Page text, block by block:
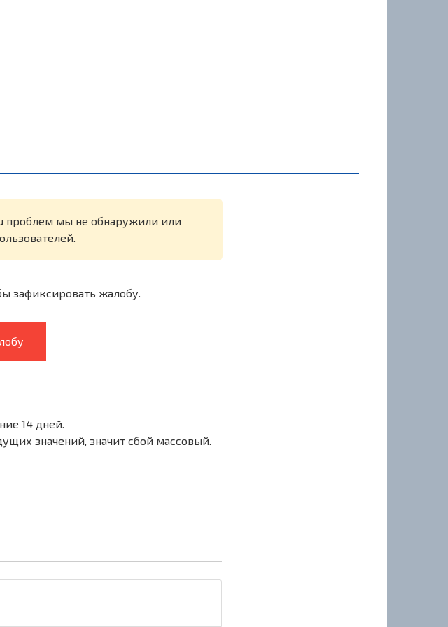
проблем мы не обнаружили или
зафиксировать жалобу.
14 дней.
значений, значит сбой массовый.